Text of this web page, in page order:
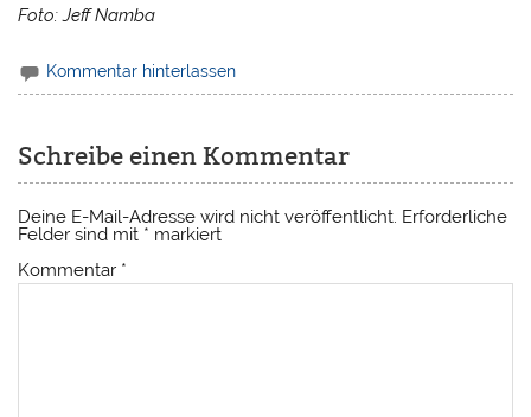
Foto: Jeff Namba
Kommentar hinterlassen
Schreibe einen Kommentar
Deine E-Mail-Adresse wird nicht veröffentlicht. Erforderliche
Felder sind mit * markiert
Kommentar *